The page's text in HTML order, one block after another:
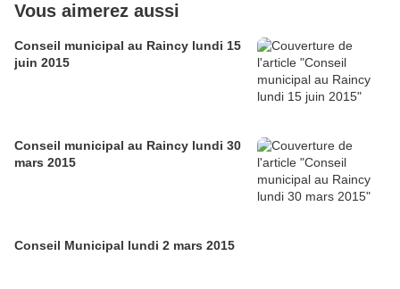
Vous aimerez aussi
Conseil municipal au Raincy lundi 15
juin 2015
Conseil municipal au Raincy lundi 30
mars 2015
Conseil Municipal lundi 2 mars 2015